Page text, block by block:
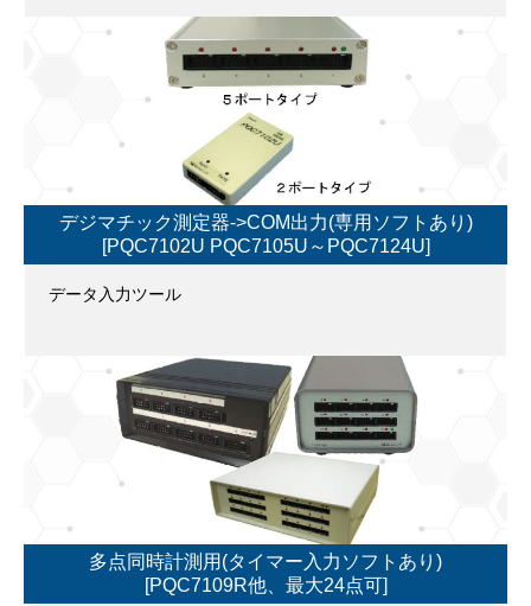
デジマチック測定器->COM出力(専用ソフトあり)
[PQC7102U PQC7105U～PQC7124U]
データ入力ツール
多点同時計測用(タイマー入力ソフトあり)
[PQC7109R他、最大24点可]